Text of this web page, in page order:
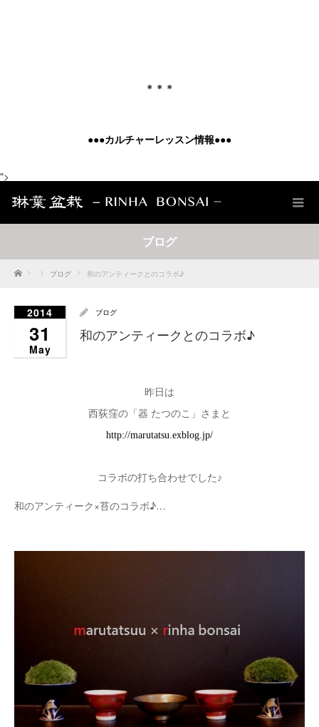
＊＊＊
●●●カルチャーレッスン情報●●●
">
ブログ
Home ブログ 和のアンティークとのコラボ♪
2014
31
May
ブログ
和のアンティークとのコラボ♪
昨日は
西荻窪の「器 たつのこ」さまと
http://marutatsu.exblog.jp/
コラボの打ち合わせでした♪
和のアンティーク×苔のコラボ♪…